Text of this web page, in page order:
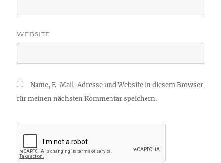
WEBSITE
Name, E-Mail-Adresse und Website in diesem Browser
für meinen nächsten Kommentar speichern.